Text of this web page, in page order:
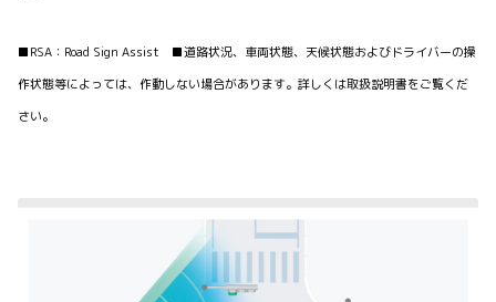
■RSA：Road Sign Assist ■道路状況、車両状態、天候状態およびドライバーの操
作状態等によっては、作動しない場合があります。詳しくは取扱説明書をご覧くだ
さい。